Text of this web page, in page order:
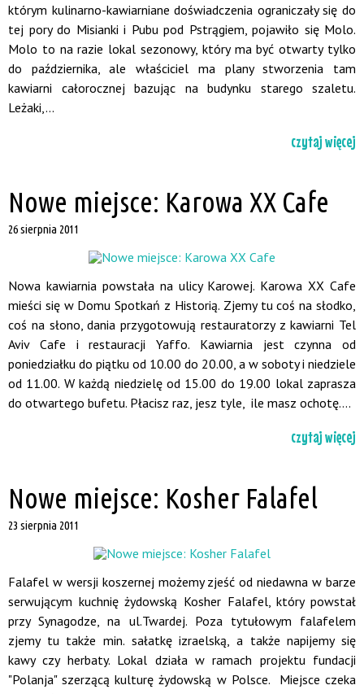
którym kulinarno-kawiarniane doświadczenia ograniczały się do
tej pory do Misianki i Pubu pod Pstrągiem, pojawiło się Molo.
Molo to na razie lokal sezonowy, który ma być otwarty tylko
do października, ale właściciel ma plany stworzenia tam
kawiarni całorocznej bazując na budynku starego szaletu.
Leżaki,...
czytaj więcej
Nowe miejsce: Karowa XX Cafe
26 sierpnia 2011
Nowa kawiarnia powstała na ulicy Karowej. Karowa XX Cafe
mieści się w Domu Spotkań z Historią. Zjemy tu coś na słodko,
coś na słono, dania przygotowują restauratorzy z kawiarni Tel
Aviv Cafe i restauracji Yaffo. Kawiarnia jest czynna od
poniedziałku do piątku od 10.00 do 20.00, a w soboty i niedziele
od 11.00. W każdą niedzielę od 15.00 do 19.00 lokal zaprasza
do otwartego bufetu. Płacisz raz, jesz tyle, ile masz ochotę....
czytaj więcej
Nowe miejsce: Kosher Falafel
23 sierpnia 2011
Falafel w wersji koszernej możemy zjeść od niedawna w barze
serwującym kuchnię żydowską Kosher Falafel, który powstał
przy Synagodze, na ul.Twardej. Poza tytułowym falafelem
zjemy tu także min. sałatkę izraelską, a także napijemy się
kawy czy herbaty. Lokal działa w ramach projektu fundacji
"Polanja" szerzącą kulturę żydowską w Polsce. Miejsce czeka